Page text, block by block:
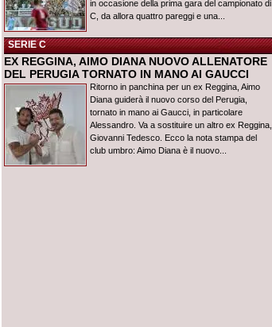
in occasione della prima gara del campionato di
C, da allora quattro pareggi e una...
SERIE C
EX REGGINA, AIMO DIANA NUOVO ALLENATORE
DEL PERUGIA TORNATO IN MANO AI GAUCCI
Ritorno in panchina per un ex Reggina, Aimo
Diana guiderà il nuovo corso del Perugia,
tornato in mano ai Gaucci, in particolare
Alessandro. Va a sostituire un altro ex Reggina,
Giovanni Tedesco. Ecco la nota stampa del
club umbro: Aimo Diana è il nuovo...